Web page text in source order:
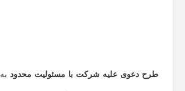
طرح دعوی علیه شرکت با مسئولیت محدود